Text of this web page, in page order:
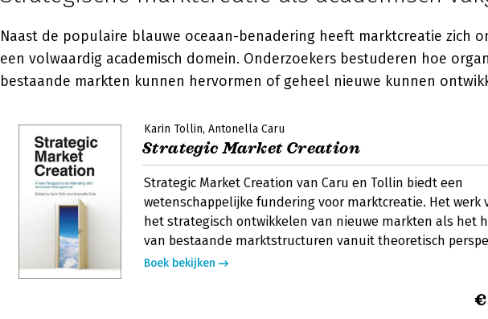
Naast de populaire blauwe oceaan-benadering heeft marktcreatie zich
een volwaardig academisch domein. Onderzoekers bestuderen hoe
bestaande markten kunnen hervormen of geheel nieuwe kunnen
Karin Tollin Antonella Caru
Strategic Market Creation
Strategic Market Creation van Caru en Tollin biedt een
wetenschappelijke fundering voor marktcreatie. Het werk
het strategisch ontwikkelen van nieuwe markten als het
van bestaande marktstructuren vanuit theoretisch
Boek bekijken
€